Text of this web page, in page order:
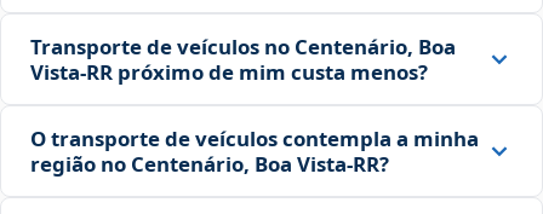
Transporte de veículos no Centenário, Boa
Vista‑RR próximo de mim custa menos?
O transporte de veículos contempla a minha
região no Centenário, Boa Vista‑RR?